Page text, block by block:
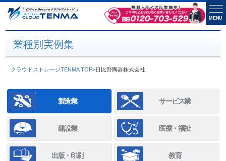
業種別実例集
クラウドストレージTENMA TOP>日比野陶器株式会社
製造業 サービス業
建設業 医療・福祉
出版・印刷 教育
MENU